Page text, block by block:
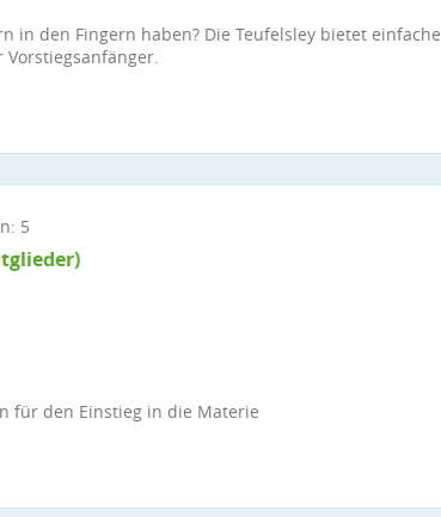
in den Fingern haben? Die Teufelsley bietet einfache
5
für den Einstieg in die Materie